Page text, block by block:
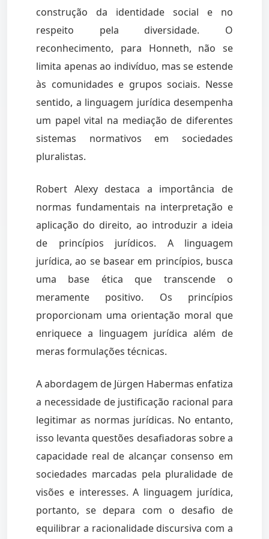
construção da identidade social e no
respeito pela diversidade. O
reconhecimento, para Honneth, não se
limita apenas ao indivíduo, mas se estende
às comunidades e grupos sociais. Nesse
sentido, a linguagem jurídica desempenha
um papel vital na mediação de diferentes
sistemas normativos em sociedades
pluralistas.
Robert Alexy destaca a importância de
normas fundamentais na interpretação e
aplicação do direito, ao introduzir a ideia
de princípios jurídicos. A linguagem
jurídica, ao se basear em princípios, busca
uma base ética que transcende o
meramente positivo. Os princípios
proporcionam uma orientação moral que
enriquece a linguagem jurídica além de
meras formulações técnicas.
A abordagem de Jürgen Habermas enfatiza
a necessidade de justificação racional para
legitimar as normas jurídicas. No entanto,
isso levanta questões desafiadoras sobre a
capacidade real de alcançar consenso em
sociedades marcadas pela pluralidade de
visões e interesses. A linguagem jurídica,
portanto, se depara com o desafio de
equilibrar a racionalidade discursiva com a